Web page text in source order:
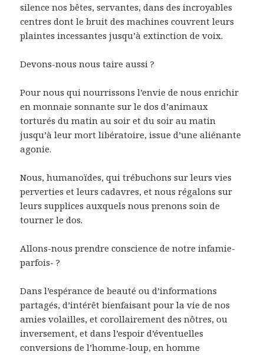
silence nos bêtes, servantes, dans des incroyables
centres dont le bruit des machines couvrent leurs
plaintes incessantes jusqu’à extinction de voix.
Devons-nous nous taire aussi ?
Pour nous qui nourrissons l’envie de nous enrichir
en monnaie sonnante sur le dos d’animaux
torturés du matin au soir et du soir au matin
jusqu’à leur mort libératoire, issue d’une aliénante
agonie.
Nous, humanoïdes, qui trébuchons sur leurs vies
perverties et leurs cadavres, et nous régalons sur
leurs supplices auxquels nous prenons soin de
tourner le dos.
Allons-nous prendre conscience de notre infamie-
parfois- ?
Dans l’espérance de beauté ou d’informations
partagés, d’intérêt bienfaisant pour la vie de nos
amies volailles, et corollairement des nôtres, ou
inversement, et dans l’espoir d’éventuelles
conversions de l’homme-loup, en homme